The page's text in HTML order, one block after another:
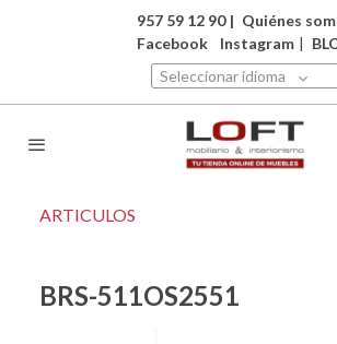
957 59 12 90 | Quiénes
Facebook
Instagram |
Seleccionar idioma
ARTICULOS
BRS-511OS2551